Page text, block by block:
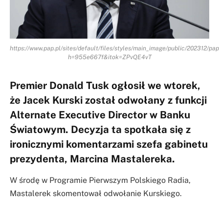
https://www.pap.pl/sites/default/files/styles/main_image/public/202312/
h=955e667f&itok=ZPvQE4vT
Premier Donald Tusk ogłosił we wtorek,
że Jacek Kurski został odwołany z funkcji
Alternate Executive Director w Banku
Światowym. Decyzja ta spotkała się z
ironicznymi komentarzami szefa gabinetu
prezydenta, Marcina Mastalereka.
W środę w Programie Pierwszym Polskiego Radia,
Mastalerek skomentował odwołanie Kurskiego.